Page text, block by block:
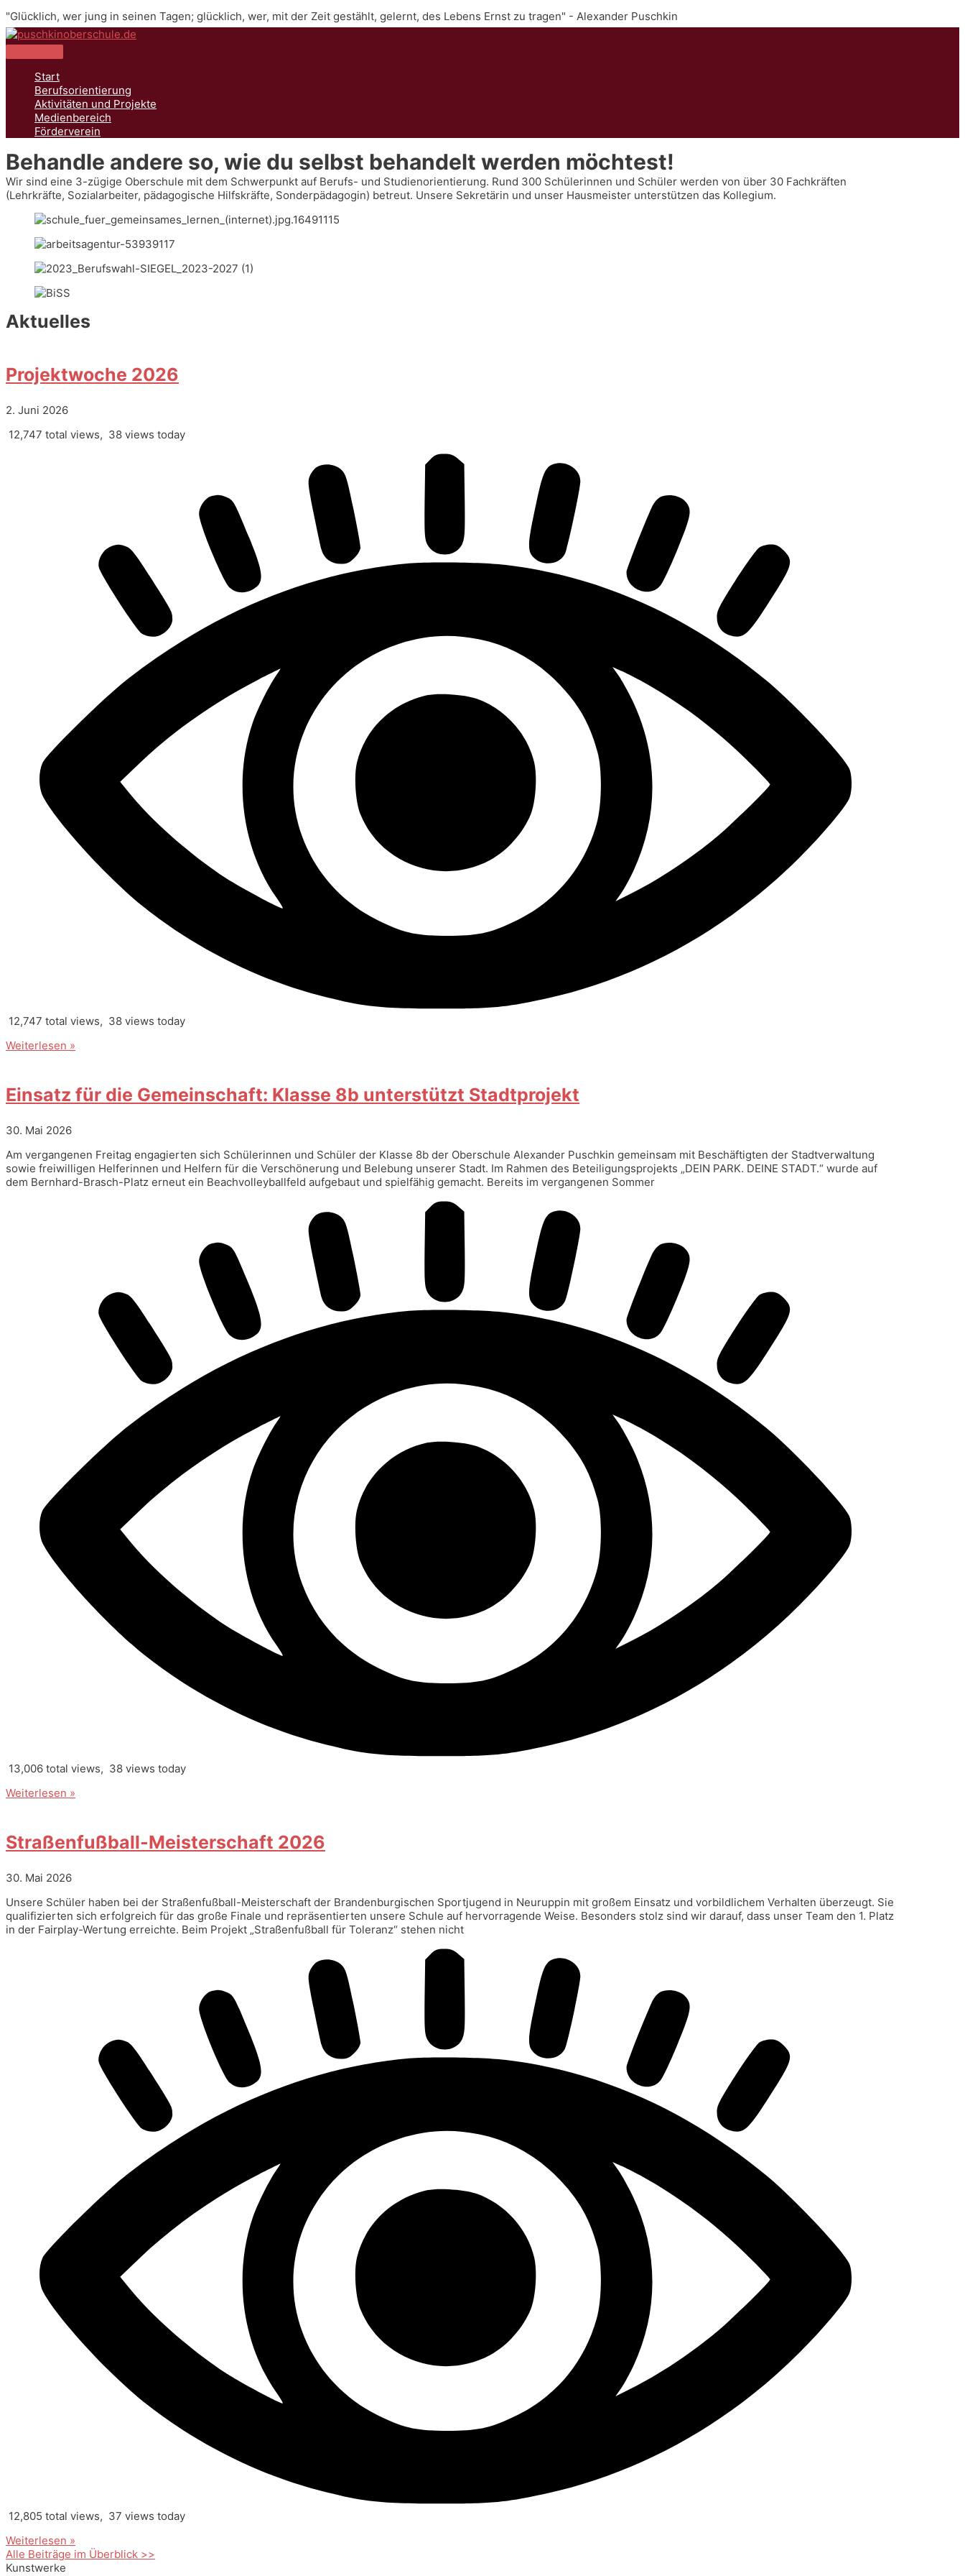
Zum
Inhalt
springen
"Glücklich, wer jung in seinen Tagen; glücklich, wer, mit der Zeit gestählt, gelernt, des Lebens Ernst zu tragen" - Alexander Puschkin
Hauptmenü
Start
Berufsorientierung
Aktivitäten und Projekte
Medienbereich
Förderverein
Behandle andere so, wie du selbst behandelt werden möchtest!
Wir sind eine 3-zügige Oberschule mit dem Schwerpunkt auf Berufs- und Studienorientierung. Rund 300 Schülerinnen und Schüler werden von über 30 Fachkräften
(Lehrkräfte, Sozialarbeiter, pädagogische Hilfskräfte, Sonderpädagogin) betreut. Unsere Sekretärin und unser Hausmeister unterstützen das Kollegium.
Aktuelles
Projektwoche 2026
2. Juni 2026
12,747 total views, 38 views today
12,747 total views, 38 views today
Weiterlesen »
Einsatz für die Gemeinschaft: Klasse 8b unterstützt Stadtprojekt
30. Mai 2026
Am vergangenen Freitag engagierten sich Schülerinnen und Schüler der Klasse 8b der Oberschule Alexander Puschkin gemeinsam mit Beschäftigten der Stadtverwaltung
sowie freiwilligen Helferinnen und Helfern für die Verschönerung und Belebung unserer Stadt. Im Rahmen des Beteiligungsprojekts „DEIN PARK. DEINE STADT.“ wurde auf
dem Bernhard-Brasch-Platz erneut ein Beachvolleyballfeld aufgebaut und spielfähig gemacht. Bereits im vergangenen Sommer
13,006 total views, 38 views today
Weiterlesen »
Straßenfußball-Meisterschaft 2026
30. Mai 2026
Unsere Schüler haben bei der Straßenfußball-Meisterschaft der Brandenburgischen Sportjugend in Neuruppin mit großem Einsatz und vorbildlichem Verhalten überzeugt. Sie
qualifizierten sich erfolgreich für das große Finale und repräsentierten unsere Schule auf hervorragende Weise. Besonders stolz sind wir darauf, dass unser Team den 1. Platz
in der Fairplay-Wertung erreichte. Beim Projekt „Straßenfußball für Toleranz“ stehen nicht
12,805 total views, 37 views today
Weiterlesen »
Alle Beiträge im Überblick >>
Kunstwerke